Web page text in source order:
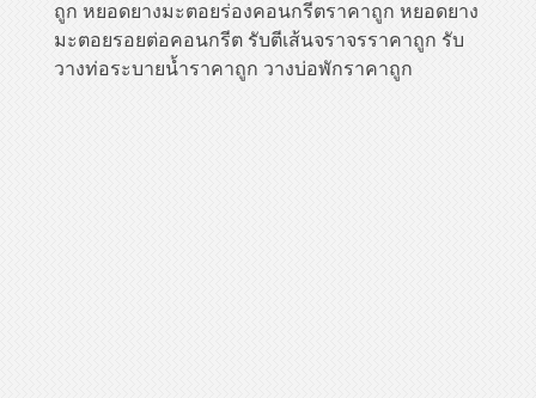
ถูก หยอดยางมะตอยร่องคอนกรีตราคาถูก หยอดยาง
มะตอยรอยต่อคอนกรีต รับตีเส้นจราจรราคาถูก รับ
วางท่อระบายน้ำราคาถูก วางบ่อพักราคาถูก